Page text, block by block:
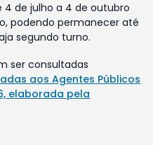
4 de julho a 4 de outubro
podendo permanecer até
segundo turno.
ser consultadas
aos Agentes Públicos
elaborada pela